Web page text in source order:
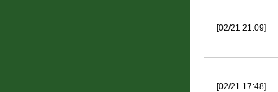
[02/21 21:09]
[02/21 17:48]